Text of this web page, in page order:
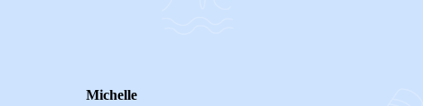
Michelle